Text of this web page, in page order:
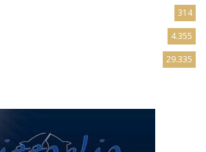
314
4.355
29.335